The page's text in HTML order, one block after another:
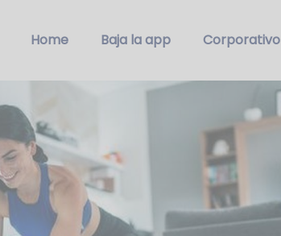
Home Baja la app Corporativo